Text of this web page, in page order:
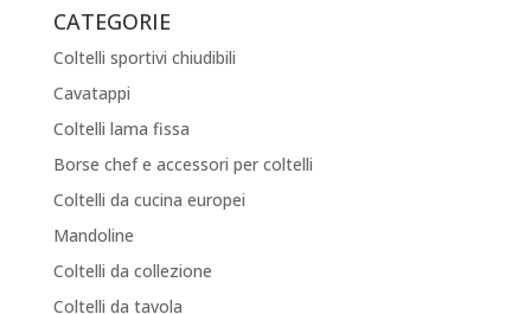
CATEGORIE
Coltelli sportivi chiudibili
Cavatappi
Coltelli lama fissa
Borse chef e accessori per coltelli
Coltelli da cucina europei
Mandoline
Coltelli da collezione
Coltelli da tavola